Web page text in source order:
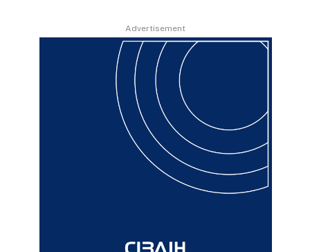
Advertisement